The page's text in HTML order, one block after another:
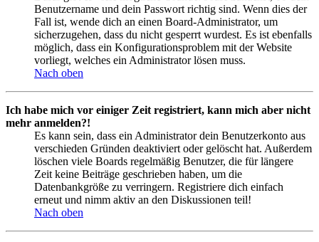
Benutzername und dein Passwort richtig sind. Wenn dies der
Fall ist, wende dich an einen Board-Administrator, um
sicherzugehen, dass du nicht gesperrt wurdest. Es ist ebenfalls
möglich, dass ein Konfigurationsproblem mit der Website
vorliegt, welches ein Administrator lösen muss.
Nach oben
Ich habe mich vor einiger Zeit registriert, kann mich aber nicht
mehr anmelden?!
Es kann sein, dass ein Administrator dein Benutzerkonto aus
verschieden Gründen deaktiviert oder gelöscht hat. Außerdem
löschen viele Boards regelmäßig Benutzer, die für längere
Zeit keine Beiträge geschrieben haben, um die
Datenbankgröße zu verringern. Registriere dich einfach
erneut und nimm aktiv an den Diskussionen teil!
Nach oben